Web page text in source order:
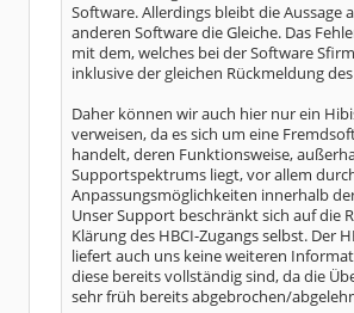
Software. Allerdings bleibt die Aussage
anderen Software die Gleiche. Das
mit dem, welches bei der Software
inklusive der gleichen Rückmeldung
Daher können wir auch hier nur ein
verweisen, da es sich um eine
handelt, deren Funktionsweise,
Supportspektrums liegt, vor allem
Anpassungsmöglichkeiten innerhalb
Unser Support beschränkt sich auf die
Klärung des HBCI-Zugangs selbst. Der
liefert auch uns keine weiteren
diese bereits vollständig sind, da die
sehr früh bereits abgebrochen/